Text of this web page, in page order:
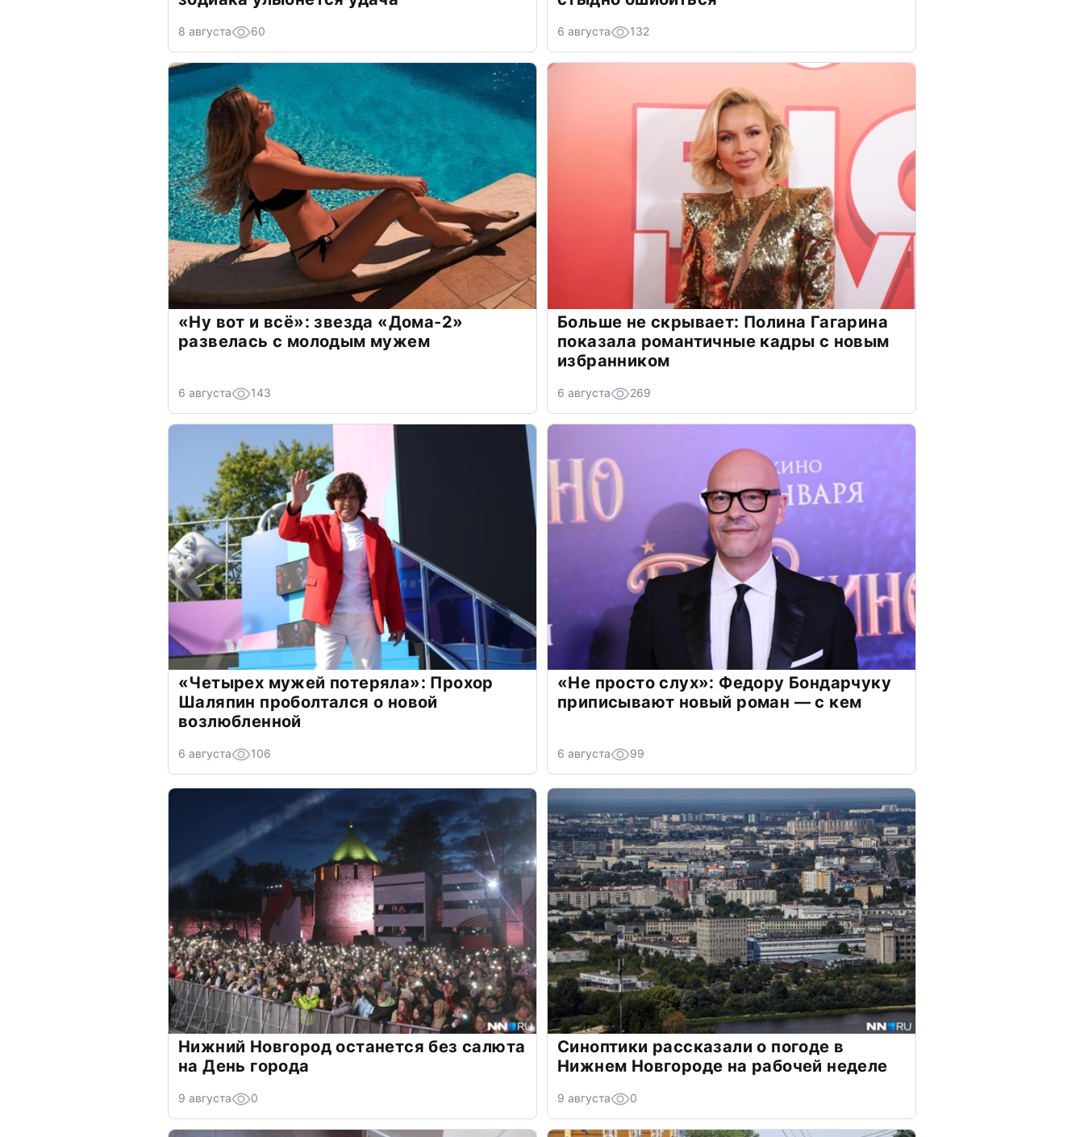
8 августа 60 6 августа 132
«Ну вот и всё»: звезда «Дома-2»
развелась с молодым мужем
6 августа 143
Больше не скрывает: Полина Гагарина
показала романтичные кадры с новым
избранником
6 августа 269
«Четырех мужей потеряла»: Прохор
Шаляпин проболтался о новой
возлюбленной
6 августа 106
«Не просто слух»: Федору Бондарчуку
приписывают новый роман — с кем
6 августа 99
Нижний Новгород останется без салюта
на День города
9 августа 0
Синоптики рассказали о погоде в
Нижнем Новгороде на рабочей неделе
9 августа 0